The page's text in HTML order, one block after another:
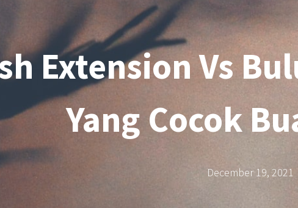
Extension Vs
Yang Cocok
December 19, 2021